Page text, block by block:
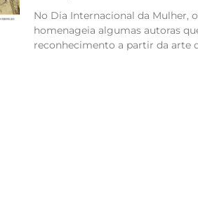
No Dia Internacional da Mulher,
homenageia algumas autoras
reconhecimento a partir da arte